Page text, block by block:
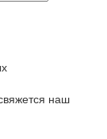
наш